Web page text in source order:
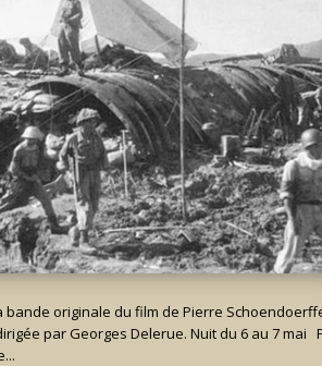
bande originale du film de Pierre
par Georges Delerue. Nuit du 6 au 7 mai